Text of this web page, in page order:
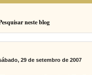
neste blog
29 de setembro de 2007